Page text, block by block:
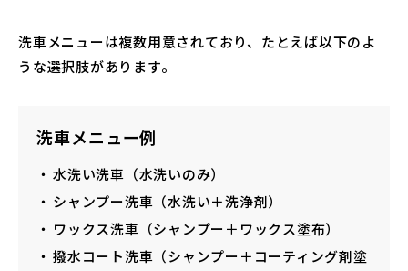
洗車メニューは複数用意されており、たとえば以下のよ
うな選択肢があります。
洗車メニュー例
水洗い洗車（水洗いのみ）
シャンプー洗車（水洗い＋洗浄剤）
ワックス洗車（シャンプー＋ワックス塗布）
撥水コート洗車（シャンプー＋コーティング剤塗